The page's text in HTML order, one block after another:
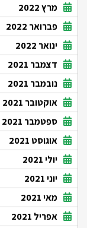
מרץ 2022
פברואר 2022
ינואר 2022
דצמבר 2021
נובמבר 2021
אוקטובר 2021
ספטמבר 2021
אוגוסט 2021
יולי 2021
יוני 2021
מאי 2021
אפריל 2021